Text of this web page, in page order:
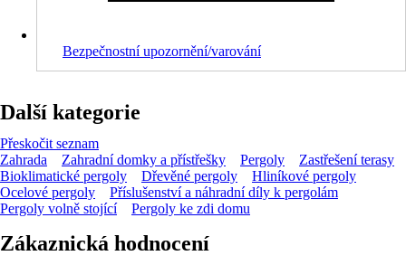
Bezpečnostní upozornění/varování
Další kategorie
Přeskočit seznam
Zahrada
Zahradní domky a přístřešky Pergoly
Zastřešení terasy
Bioklimatické pergoly
Dřevěné pergoly
Hliníkové pergoly
Ocelové pergoly
Příslušenství a náhradní díly k pergolám
Pergoly volně stojící
Pergoly ke zdi domu
Zákaznická hodnocení